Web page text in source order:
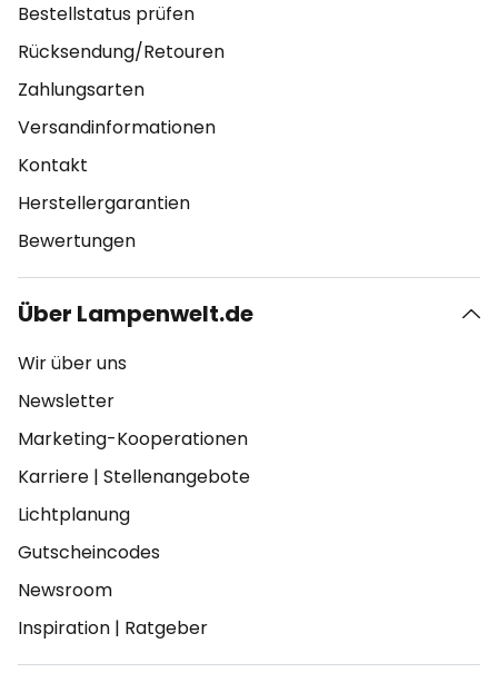
Bestellstatus prüfen
Rücksendung/Retouren
Zahlungsarten
Versandinformationen
Kontakt
Herstellergarantien
Bewertungen
Über Lampenwelt.de
Wir über uns
Newsletter
Marketing-Kooperationen
Karriere | Stellenangebote
Lichtplanung
Gutscheincodes
Newsroom
Inspiration | Ratgeber